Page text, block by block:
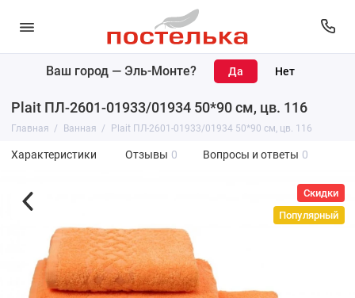
Ваш город — Эль-Монте?
Plait ПЛ-2601-01933/01934 50*90 см, цв. 116
Главная Ванная Plait ПЛ-2601-01933/01934 50*90 см, цв. 116
Характеристики Отзывы 0 Вопросы и ответы 0
Скидки
Популярный